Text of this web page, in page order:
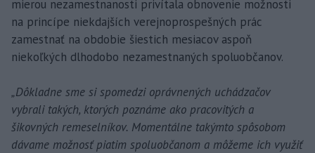
mierou nezamestnanosti privítala obnovenie možnosti
na princípe niekdajších verejnoprospešných prác
zamestnať na obdobie šiestich mesiacov aspoň
niekoľkých dlhodobo nezamestnaných spoluobčanov.
„Dôkladne sme si spomedzi oprávnených uchádzačov
vybrali takých, ktorých poznáme ako pracovitých a
šikovných remeselníkov. Momentálne takýmto spôsobom
dávame možnosť piatim spoluobčanom a môžeme ich využiť